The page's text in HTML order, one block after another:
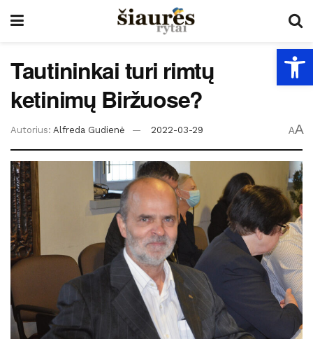
Tautininkai turi rimtų
ketinimų Biržuose?
Autorius: Alfreda Gudienė 2022-03-29 AA